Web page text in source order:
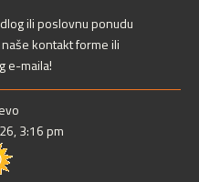
ili poslovnu ponudu
kontakt forme ili
e-maila!
3:16 pm